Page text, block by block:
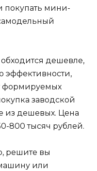
покупать мини-
дешевле,
эффективности,
формируемых
заводской
из дешевых. Цена
800 тысяч рублей.
решите вы
или